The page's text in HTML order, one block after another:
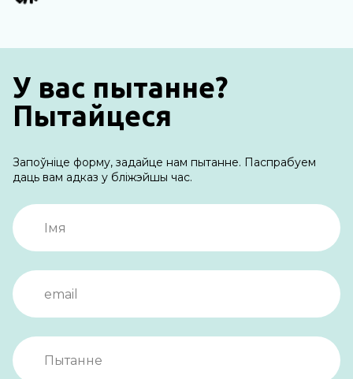
У вас пытанне?
Пытайцеся
Запоўніце форму, задайце нам пытанне. Паспрабуем
даць вам адказ у бліжэйшы час.